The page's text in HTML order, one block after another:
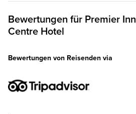
Bewertungen für Premier Inn
Centre Hotel
Bewertungen von Reisenden via